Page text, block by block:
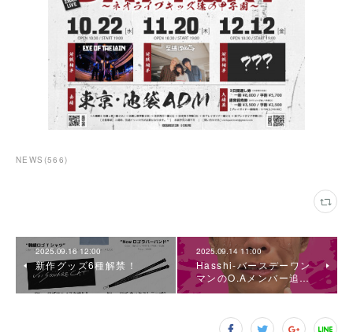
NEWS (566)
2025.09.16 12:00
新作グッズ6種解禁！
2025.09.14 11:00
Hasshi-バースデーワン
マンのO.Aメンバー追…